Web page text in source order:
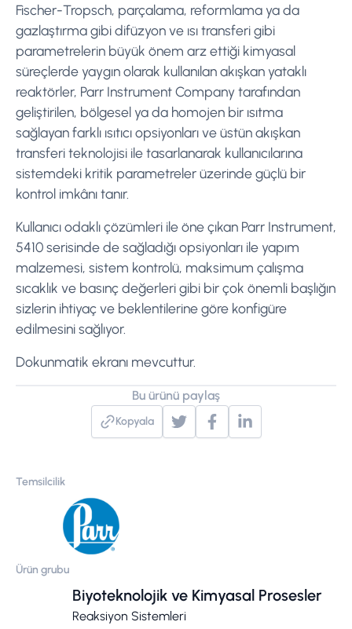
Fischer-Tropsch, parçalama, reformlama ya da
gazlaştırma gibi difüzyon ve ısı transferi gibi
parametrelerin büyük önem arz ettiği kimyasal
süreçlerde yaygın olarak kullanılan akışkan yataklı
reaktörler, Parr Instrument Company tarafından
geliştirilen, bölgesel ya da homojen bir ısıtma
sağlayan farklı ısıtıcı opsiyonları ve üstün akışkan
transferi teknolojisi ile tasarlanarak kullanıcılarına
sistemdeki kritik parametreler üzerinde güçlü bir
kontrol imkânı tanır.
Kullanıcı odaklı çözümleri ile öne çıkan Parr Instrument,
5410 serisinde de sağladığı opsiyonları ile yapım
malzemesi, sistem kontrolü, maksimum çalışma
sıcaklık ve basınç değerleri gibi bir çok önemli başlığın
sizlerin ihtiyaç ve beklentilerine göre konfigüre
edilmesini sağlıyor.
Dokunmatik ekranı mevcuttur.
Bu ürünü paylaş
Kopyala
Temsilcilik
Ürün grubu
Biyoteknolojik ve Kimyasal Prosesler
Reaksiyon Sistemleri